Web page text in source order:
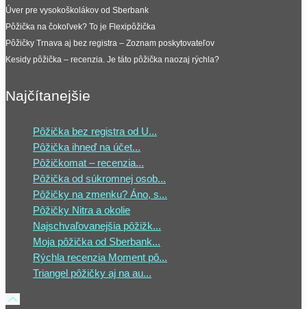
Úver pre vysokoškolákov od Sberbank
Pôžička na čokoľvek? To je Flexipôžička
Pôžičky Trnava aj bez registra – Zoznam poskytovateľov
Kesidy pôžička – recenzia. Je táto pôžička naozaj rýchla?
Najčítanejšie
Pôžička bez registra od U...
Pôžička ihneď na účet...
Pôžičkomat – recenzia...
Pôžička od súkromnej osob...
Pôžičky na zmenku? Áno, s...
Pôžičky Nitra a okolie
Najschvaľovanejšia pôžižk...
Moja pôžička od Sberbank...
Rýchla recenzia Moment pô...
Triangel pôžičky aj na au...